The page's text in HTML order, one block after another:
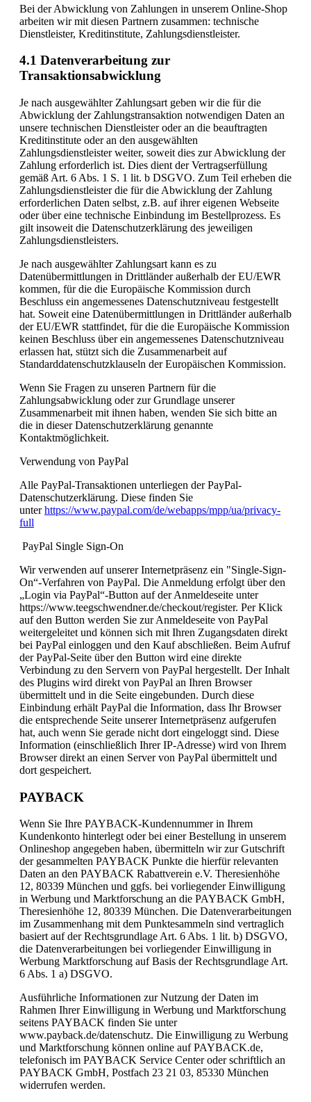
Bei der Abwicklung von Zahlungen in unserem Online-Shop
arbeiten wir mit diesen Partnern zusammen: technische
Dienstleister, Kreditinstitute, Zahlungsdienstleister.
4.1 Datenverarbeitung zur
Transaktionsabwicklung
Je nach ausgewählter Zahlungsart geben wir die für die
Abwicklung der Zahlungstransaktion notwendigen Daten an
unsere technischen Dienstleister oder an die beauftragten
Kreditinstitute oder an den ausgewählten
Zahlungsdienstleister weiter, soweit dies zur Abwicklung der
Zahlung erforderlich ist. Dies dient der Vertragserfüllung
gemäß Art. 6 Abs. 1 S. 1 lit. b DSGVO. Zum Teil erheben die
Zahlungsdienstleister die für die Abwicklung der Zahlung
erforderlichen Daten selbst, z.B. auf ihrer eigenen Webseite
oder über eine technische Einbindung im Bestellprozess. Es
gilt insoweit die Datenschutzerklärung des jeweiligen
Zahlungsdienstleisters.
Je nach ausgewählter Zahlungsart kann es zu
Datenübermittlungen in Drittländer außerhalb der EU/EWR
kommen, für die die Europäische Kommission durch
Beschluss ein angemessenes Datenschutzniveau festgestellt
hat. Soweit eine Datenübermittlungen in Drittländer außerhalb
der EU/EWR stattfindet, für die die Europäische Kommission
keinen Beschluss über ein angemessenes Datenschutzniveau
erlassen hat, stützt sich die Zusammenarbeit auf
Standarddatenschutzklauseln der Europäischen Kommission.
Wenn Sie Fragen zu unseren Partnern für die
Zahlungsabwicklung oder zur Grundlage unserer
Zusammenarbeit mit ihnen haben, wenden Sie sich bitte an
die in dieser Datenschutzerklärung genannte
Kontaktmöglichkeit.
Verwendung von PayPal
Alle PayPal-Transaktionen unterliegen der PayPal-
Datenschutzerklärung. Diese finden Sie
unterhttps://www.paypal.com/de/webapps/mpp/ua/privacy-
full
PayPal Single Sign-On
Wir verwenden auf unserer Internetpräsenz ein "Single-Sign-
On“-Verfahren von PayPal. Die Anmeldung erfolgt über den
„Login via PayPal“-Button auf der Anmeldeseite unter
https://www.teegschwendner.de/checkout/register. Per Klick
auf den Button werden Sie zur Anmeldeseite von PayPal
weitergeleitet und können sich mit Ihren Zugangsdaten direkt
bei PayPal einloggen und den Kauf abschließen. Beim Aufruf
der PayPal-Seite über den Button wird eine direkte
Verbindung zu den Servern von PayPal hergestellt. Der Inhalt
des Plugins wird direkt von PayPal an Ihren Browser
übermittelt und in die Seite eingebunden. Durch diese
Einbindung erhält PayPal die Information, dass Ihr Browser
die entsprechende Seite unserer Internetpräsenz aufgerufen
hat, auch wenn Sie gerade nicht dort eingeloggt sind. Diese
Information (einschließlich Ihrer IP-Adresse) wird von Ihrem
Browser direkt an einen Server von PayPal übermittelt und
dort gespeichert.
PAYBACK
Wenn Sie Ihre PAYBACK-Kundennummer in Ihrem
Kundenkonto hinterlegt oder bei einer Bestellung in unserem
Onlineshop angegeben haben, übermitteln wir zur Gutschrift
der gesammelten PAYBACK Punkte die hierfür relevanten
Daten an den PAYBACK Rabattverein e.V. Theresienhöhe
12, 80339 München und ggfs. bei vorliegender Einwilligung
in Werbung und Marktforschung an die PAYBACK GmbH,
Theresienhöhe 12, 80339 München. Die Datenverarbeitungen
im Zusammenhang mit dem Punktesammeln sind vertraglich
basiert auf der Rechtsgrundlage Art. 6 Abs. 1 lit. b) DSGVO,
die Datenverarbeitungen bei vorliegender Einwilligung in
Werbung Marktforschung auf Basis der Rechtsgrundlage Art.
6 Abs. 1 a) DSGVO.
Ausführliche Informationen zur Nutzung der Daten im
Rahmen Ihrer Einwilligung in Werbung und Marktforschung
seitens PAYBACK finden Sie unter
www.payback.de/datenschutz. Die Einwilligung zu Werbung
und Marktforschung können online auf PAYBACK.de,
telefonisch im PAYBACK Service Center oder schriftlich an
PAYBACK GmbH, Postfach 23 21 03, 85330 München
widerrufen werden.